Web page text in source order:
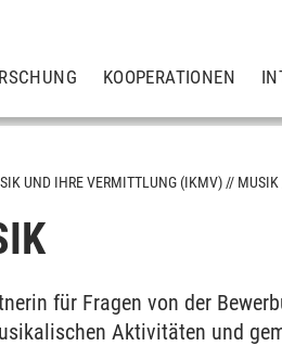
KOOPERATIONEN
UND IHRE VERMITTLUNG (IKMV) MUSIK
für Fragen von der
Aktivitäten und